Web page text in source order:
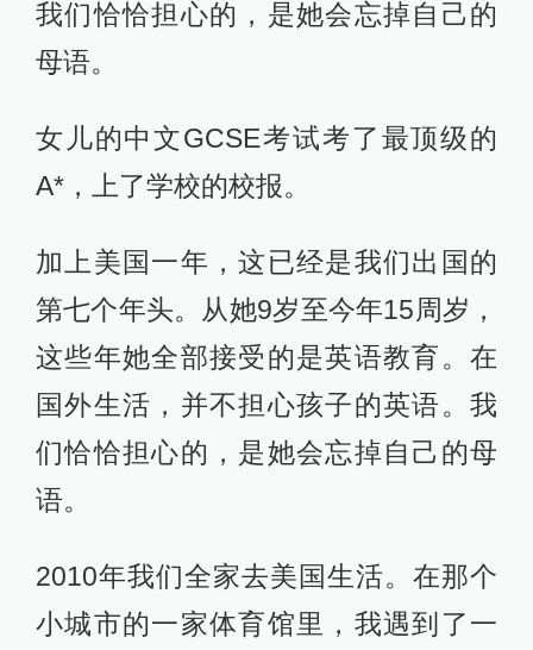
我们恰恰担心的，是她会忘掉自己的
母语。
女儿的中文GCSE考试考了最顶级的
A*，上了学校的校报。
加上美国一年，这已经是我们出国的
第七个年头。从她9岁至今年15周岁，
这些年她全部接受的是英语教育。在
国外生活，并不担心孩子的英语。我
们恰恰担心的，是她会忘掉自己的母
语。
2010年我们全家去美国生活。在那个
小城市的一家体育馆里，我遇到了一